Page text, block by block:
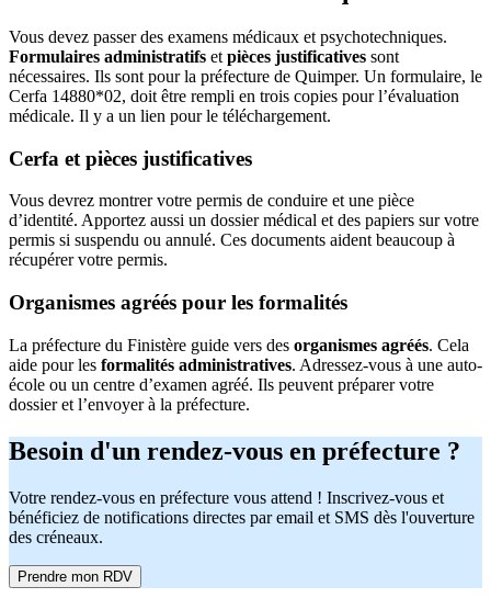
Vous devez passer des examens médicaux et psychotechniques.
Formulaires administratifs et pièces justificatives sont
nécessaires. Ils sont pour la préfecture de Quimper. Un formulaire, le
Cerfa 14880*02, doit être rempli en trois copies pour l’évaluation
médicale. Il y a un lien pour le téléchargement.
Cerfa et pièces justificatives
Vous devrez montrer votre permis de conduire et une pièce
d’identité. Apportez aussi un dossier médical et des papiers sur votre
permis si suspendu ou annulé. Ces documents aident beaucoup à
récupérer votre permis.
Organismes agréés pour les formalités
La préfecture du Finistère guide vers des organismes agréés. Cela
aide pour les formalités administratives. Adressez-vous à une auto-
école ou un centre d’examen agréé. Ils peuvent préparer votre
dossier et l’envoyer à la préfecture.
Besoin d'un rendez-vous en préfecture ?
Votre rendez-vous en préfecture vous attend ! Inscrivez-vous et
bénéficiez de notifications directes par email et SMS dès l'ouverture
des créneaux.
Prendre mon RDV